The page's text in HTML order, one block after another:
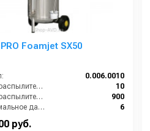
Foamjet SX50
0.006.0010
Длина распылительного шланга (м):
10
Длина распылителя (мм):
900
Максимальное давление на выходе (бар):
6
руб.